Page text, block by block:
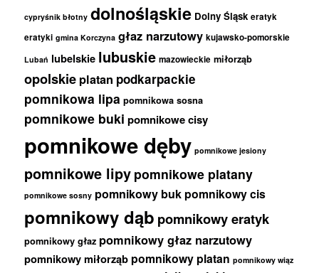
cypryśnik błotny dolnośląskie Dolny Śląsk eratyk
eratyki gmina Korczyna głaz narzutowy kujawsko-pomorskie
Lubań lubelskie lubuskie mazowieckie miłorząb
opolskie platan podkarpackie
pomnikowa lipa pomnikowa sosna
pomnikowe buki pomnikowe cisy
pomnikowe dęby pomnikowe jesiony
pomnikowe lipy pomnikowe platany
pomnikowe sosny pomnikowy buk pomnikowy cis
pomnikowy dąb pomnikowy eratyk
pomnikowy głaz pomnikowy głaz narzutowy
pomnikowy miłorząb pomnikowy platan pomnikowy wiąz